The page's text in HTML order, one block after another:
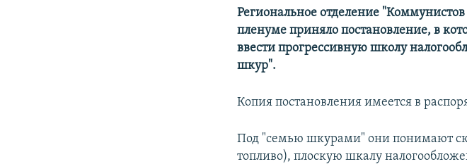
Региональное отделение
пленуме приняло постановление, в
ввести прогрессивную школу
шкур".
Копия постановления имеется в
Под "семью шкурами" они понимают
топливо), плоскую шкалу